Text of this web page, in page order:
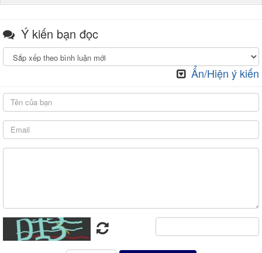
Ý kiến bạn đọc
Ẩn/Hiện ý kiến